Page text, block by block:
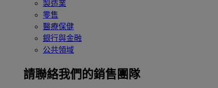
製造業
零售
醫療保健
銀行與金融
公共領域
請聯絡我們的銷售團隊